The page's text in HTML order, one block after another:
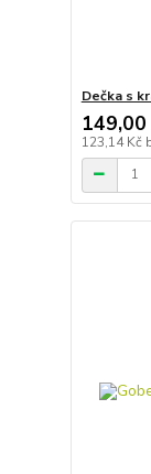
Dečka s
149,00
123,14 Kč